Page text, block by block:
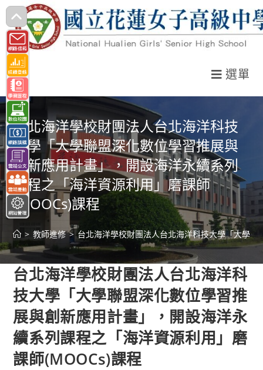
跳
轉
至
主
要
內
容
選單
台北海洋學校財團法人台北海洋科技
大學「大學聯盟深化數位學習推展與
創新應用計畫」，開設海洋永續系列
課程之「海洋資源利用」磨課師
(MOOCs)課程
> 教師進修 > 台北海洋學校財團法人台北海洋科技大學「大學
台北海洋學校財團法人台北海洋科
技大學「大學聯盟深化數位學習推
展與創新應用計畫」，開設海洋永
續系列課程之「海洋資源利用」磨
課師(MOOCs)課程